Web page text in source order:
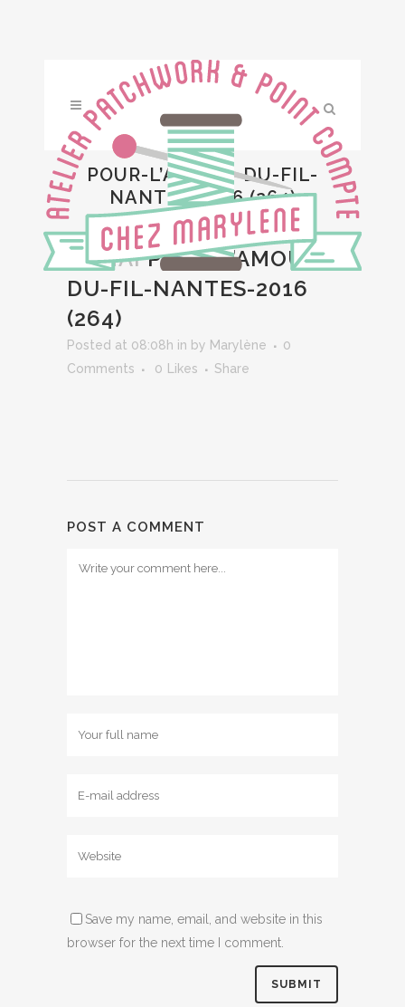
POUR-L’AMOUR-DU-FIL-
NANTES-2016 (264)
01 MAIPOUR-L’AMOUR-
DU-FIL-NANTES-2016
(264)
Posted at 08:08h in by Marylène
0
Comments
0 Likes Share
POST A COMMENT
Save my name, email, and website in this
browser for the next time I comment.